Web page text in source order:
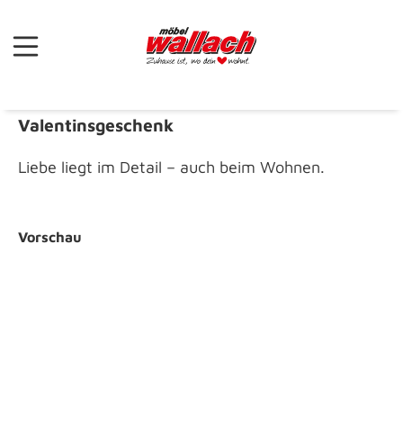
Valentinsgeschenk
Liebe liegt im Detail – auch beim Wohnen.
Vorschau